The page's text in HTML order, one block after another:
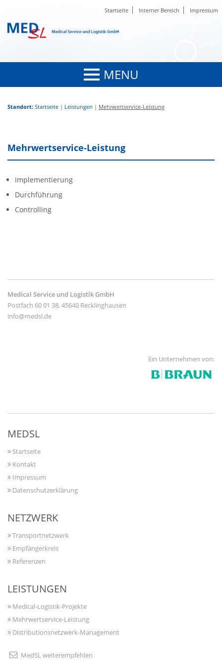
Startseite Interner Bereich Impressum
MENU
Standort: Startseite | Leistungen | Mehrwertservice-Leistung
Mehrwertservice-Leistung
Implementierung
Durchführung
Controlling
Medical Service und Logistik GmbH
Postfach 60 01 38, 45640 Recklinghausen
info@medsl.de
Ein Unternehmen von:
MEDSL
Startseite
Kontakt
Impressum
Datenschutzerklärung
NETZWERK
Transportnetzwerk
Empfängerkreis
Referenzen
LEISTUNGEN
Medical-Logistik-Projekte
Mehrwertservice-Leistung
Distributionsnetzwerk-Management
MedSL weiterempfehlen